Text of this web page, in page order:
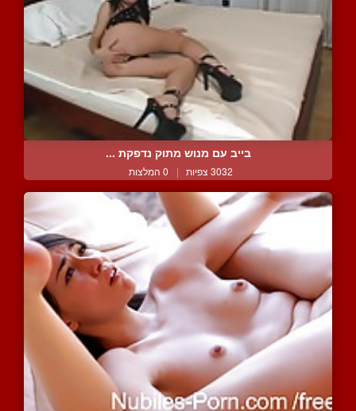
בייב עם מנוש מתוק נדפקת ...
3032 צפיות | 0 המלצות